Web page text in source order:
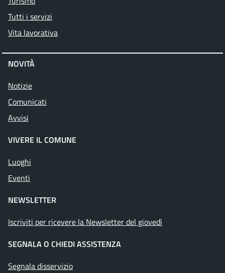
Tutti i servizi
Vita lavorativa
NOVITÀ
Notizie
Comunicati
Avvisi
VIVERE IL COMUNE
Luoghi
Eventi
NEWSLETTER
Iscriviti per ricevere la Newsletter del giovedì
SEGNALA O CHIEDI ASSISTENZA
Segnala disservizio